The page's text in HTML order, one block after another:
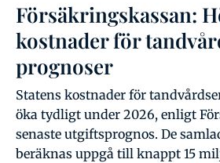
Försäkringskassan:
kostnader för
prognoser
Statens kostnader för
öka tydligt under 2026, enligt
senaste utgiftsprognos. De
beräknas uppgå till knappt 15